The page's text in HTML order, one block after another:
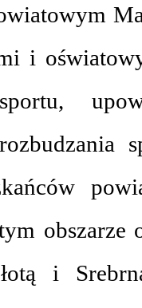
i
obszarze
i